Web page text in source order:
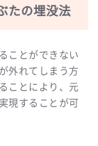
たの埋没法
ことができない
外れてしまう方
ことにより、元
現することが可